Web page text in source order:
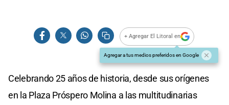
+ Agregar El Litoral en
Agregar a tus medios preferidos en Google
Celebrando 25 años de historia, desde sus orígenes
en la Plaza Próspero Molina a las multitudinarias